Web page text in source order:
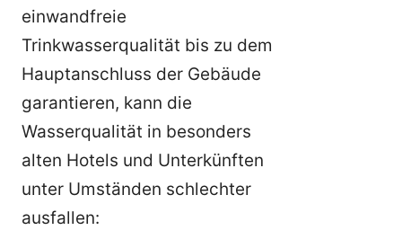
einwandfreie
Trinkwasserqualität bis zu dem
Hauptanschluss der Gebäude
garantieren, kann die
Wasserqualität in besonders
alten Hotels und Unterkünften
unter Umständen schlechter
ausfallen: